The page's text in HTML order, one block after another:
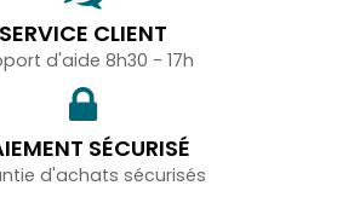
SERVICE CLIENT
d'aide 8h30 - 17h
SÉCURISÉ
d'achats sécurisés